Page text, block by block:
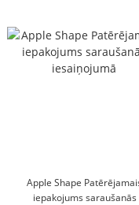
Apple Shape
iepakojums saraušanās